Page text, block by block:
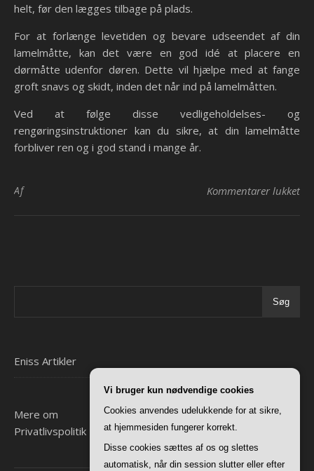
helt, før den lægges tilbage på plads.
For at forlænge levetiden og bevare udseendet af din
lamelmåtte, kan det være en god idé at placere en
dørmåtte udenfor døren. Dette vil hjælpe med at fange
groft snavs og skidt, inden det når ind på lamelmåtten.
Ved at følge disse vedligeholdelses- og
rengøringsinstruktioner kan du sikre, at din lamelmåtte
forbliver ren og i god stand i mange år.
Af Kommentarer lukkettil
Søg
Eniss Artikler
Mere om
Privatlivspolitik
Vi bruger kun nødvendige cookies
Cookies anvendes udelukkende for at sikre,
at hjemmesiden fungerer korrekt.
Disse cookies sættes af os og slettes
automatisk, når din session slutter eller efter